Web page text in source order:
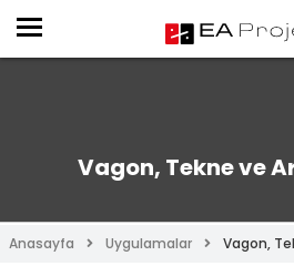
Vagon, Tekne ve
Anasayfa Uygulamalar Vagon,